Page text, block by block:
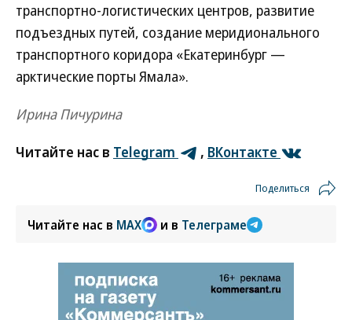
транспортно-логистических центров, развитие
подъездных путей, создание меридионального
транспортного коридора «Екатеринбург —
арктические порты Ямала».
Ирина Пичурина
Читайте нас в Telegram , ВКонтакте
Поделиться
Читайте нас в MAX и в Телеграме